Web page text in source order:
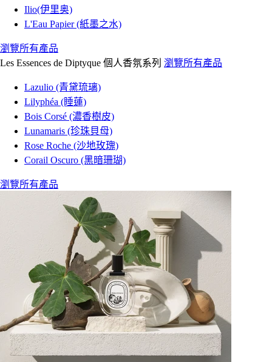
Ilio(伊里奥)
L'Eau Papier (紙墨之水)
瀏覽所有產品
Les Essences de Diptyque 個人香氛系列 瀏覽所有產品
Lazulio (青黛琉璃)
Lilyphéa (睡蓮)
Bois Corsé (濃香樹皮)
Lunamaris (珍珠貝母)
Rose Roche (沙地玫瑰)
Corail Oscuro (黑暗珊瑚)
瀏覽所有產品